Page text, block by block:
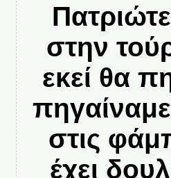
στην
εκεί θα
στις
έχει